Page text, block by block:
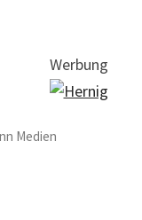
Werbung
Medien